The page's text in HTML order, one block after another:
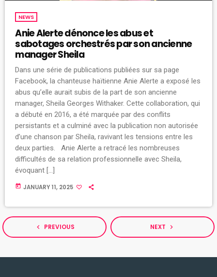
NEWS
Anie Alerte dénonce les abus et
sabotages orchestrés par son ancienne
manager Sheila
Dans une série de publications publiées sur sa page
Facebook, la chanteuse haïtienne Anie Alerte a exposé les
abus qu’elle aurait subis de la part de son ancienne
manager, Sheila Georges Withaker. Cette collaboration, qui
a débuté en 2016, a été marquée par des conflits
persistants et a culminé avec la publication non autorisée
d’une chanson par Sheila, ravivant les tensions entre les
deux parties. Anie Alerte a retracé les nombreuses
difficultés de sa relation professionnelle avec Sheila,
évoquant […]
today JANUARY 11, 2025
navigate_before PREVIOUS NEXT navigate_next